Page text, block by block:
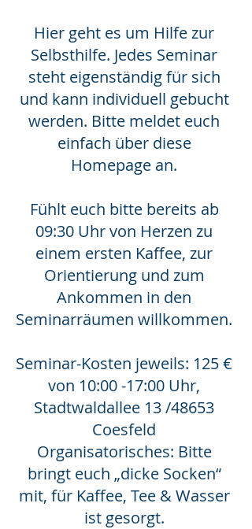
Hier geht es um Hilfe zur
Selbsthilfe. Jedes Seminar
steht eigenständig für sich
und kann individuell gebucht
werden. Bitte meldet euch
einfach über diese
Homepage an.
Fühlt euch bitte bereits ab
09:30 Uhr von Herzen zu
einem ersten Kaffee, zur
Orientierung und zum
Ankommen in den
Seminarräumen willkommen.
Seminar-Kosten jeweils: 125 €
von 10:00 -17:00 Uhr,
Stadtwaldallee 13 /48653
Coesfeld
Organisatorisches: Bitte
bringt euch „dicke Socken“
mit, für Kaffee, Tee & Wasser
ist gesorgt.